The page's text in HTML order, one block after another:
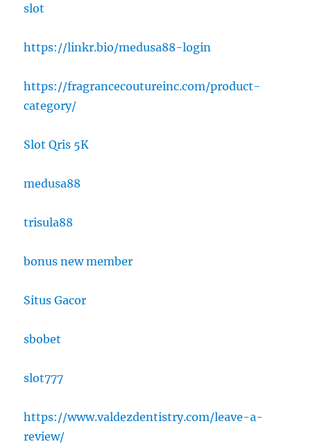
slot
https://linkr.bio/medusa88-login
https://fragrancecoutureinc.com/product-
category/
Slot Qris 5K
medusa88
trisula88
bonus new member
Situs Gacor
sbobet
slot777
https://www.valdezdentistry.com/leave-a-
review/